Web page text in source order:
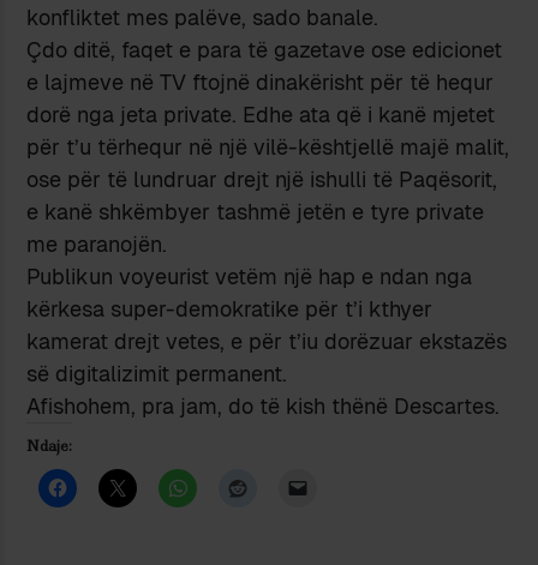
konfliktet mes palëve, sado banale.
Çdo ditë, faqet e para të gazetave ose edicionet
e lajmeve në TV ftojnë dinakërisht për të hequr
dorë nga jeta private. Edhe ata që i kanë mjetet
për t’u tërhequr në një vilë-kështjellë majë malit,
ose për të lundruar drejt një ishulli të Paqësorit,
e kanë shkëmbyer tashmë jetën e tyre private
me paranojën.
Publikun voyeurist vetëm një hap e ndan nga
kërkesa super-demokratike për t’i kthyer
kamerat drejt vetes, e për t’iu dorëzuar ekstazës
së digitalizimit permanent.
Afishohem, pra jam, do të kish thënë Descartes.
Ndaje: